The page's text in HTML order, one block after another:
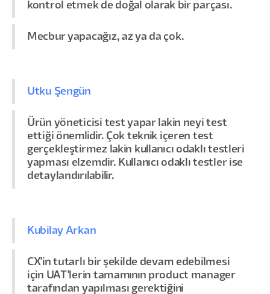
kontrol etmek de doğal olarak bir parçası.
Mecbur yapacağız, az ya da çok.
Utku Şengün
Ürün yöneticisi test yapar lakin neyi test
ettiği önemlidir. Çok teknik içeren test
gerçekleştirmez lakin kullanıcı odaklı testleri
yapması elzemdir. Kullanıcı odaklı testler ise
detaylandırılabilir.
Kubilay Arkan
CX'in tutarlı bir şekilde devam edebilmesi
için UAT'lerin tamamının product manager
tarafından yapılması gerektiğini